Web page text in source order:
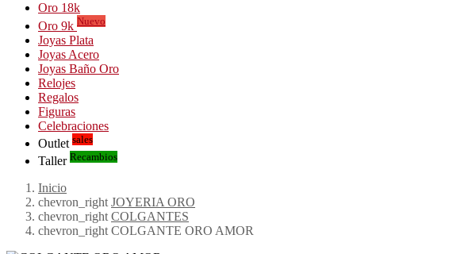
Oro 18k
Oro 9k Nuevo
Joyas Plata
Joyas Acero
Joyas Baño Oro
Relojes
Regalos
Figuras
Celebraciones
Outlet sales
Taller Recambios
Inicio
chevron_right JOYERIA ORO
chevron_right COLGANTES
chevron_right COLGANTE ORO AMOR